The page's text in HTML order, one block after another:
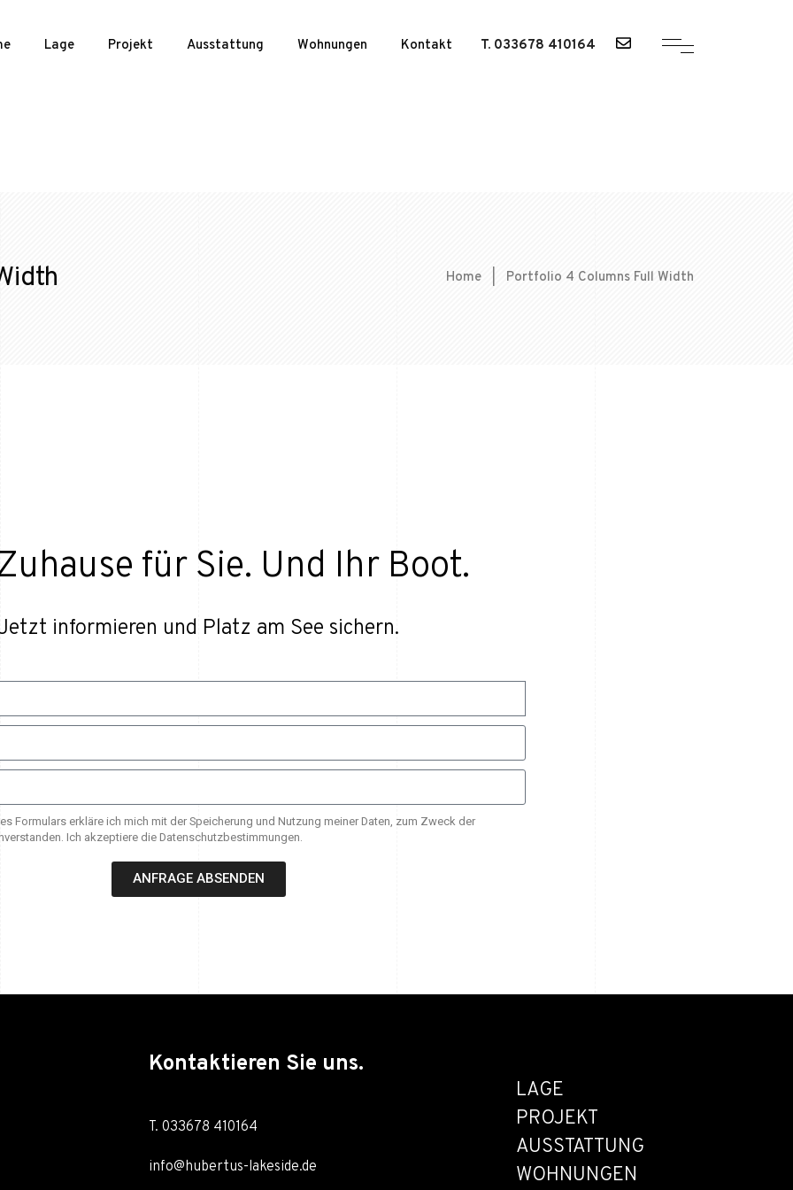
Lage Projekt Ausstattung Wohnungen Kontakt T. 033678 410164
Home Portfolio 4 Columns Full Width
für Sie. Und Ihr Boot.
informieren und Platz am See sichern.
Formulars erkläre ich mich mit der Speicherung und Nutzung meiner Daten, zum Zweck der
Ich akzeptiere die Datenschutzbestimmungen.
ANFRAGE ABSENDEN
Kontaktieren Sie uns.
T. 033678 410164
info@hubertus-lakeside.de
LAGE
PROJEKT
AUSSTATTUNG
WOHNUNGEN